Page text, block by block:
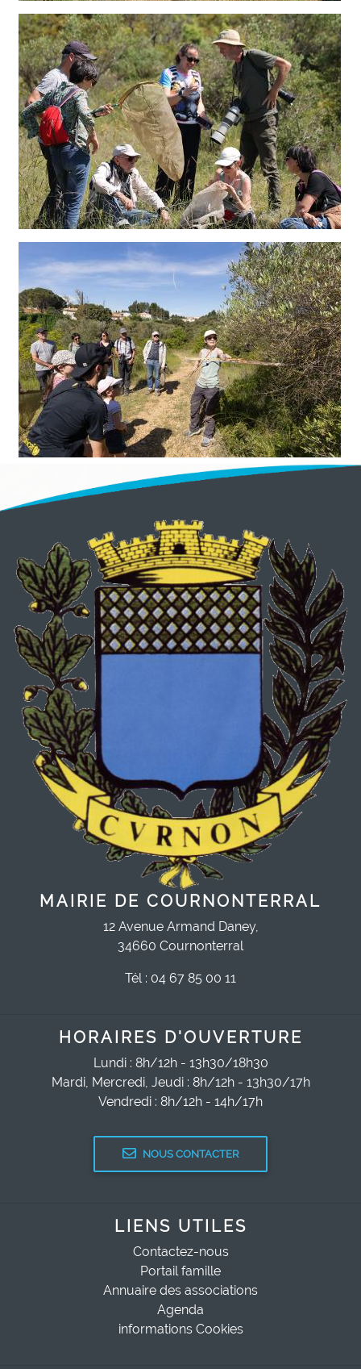
MAIRIE DE COURNONTERRAL
12 Avenue Armand Daney,
34660 Cournonterral
Tél : 04 67 85 00 11
HORAIRES D'OUVERTURE
Lundi : 8h/12h - 13h30/18h30
Mardi, Mercredi, Jeudi : 8h/12h - 13h30/17h
Vendredi : 8h/12h - 14h/17h
NOUS CONTACTER
LIENS UTILES
Contactez-nous
Portail famille
Annuaire des associations
Agenda
informations Cookies